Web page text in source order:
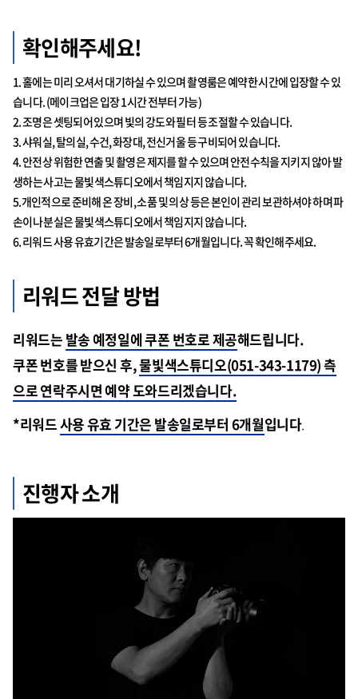
확인해주세요!
1. 홀에는 미리 오셔서 대기하실 수 있으며 촬영룸은 예약한 시간에 입장할 수 있
습니다. (메이크업은 입장 1시간 전부터 가능)
2. 조명은 셋팅되어 있으며 빛의 강도와 필터 등 조절할 수 있습니다.
3. 샤워실, 탈의실, 수건, 화장대, 전신거울 등 구비되어 있습니다.
4. 안전상 위험한 연출 및 촬영은 제지를 할 수 있으며 안전수칙을 지키지 않아 발
생하는 사고는 물빛색스튜디오에서 책임지지 않습니다.
5.개인적으로 준비해 온 장비, 소품 및 의상 등은 본인이 관리 보관하셔야 하며 파
손이나 분실은 물빛색스튜디오에서 책임지지 않습니다.
6. 리워드 사용 유효기간은 발송일로부터 6개월입니다. 꼭 확인해주세요.
리워드 전달 방법
리워드는 발송 예정일에 쿠폰 번호로 제공해드립니다.
쿠폰 번호를 받으신 후,물빛색스튜디오(051-343-1179) 측
으로 연락주시면 예약 도와드리겠습니다.
*리워드사용 유효 기간은 발송일로부터 6개월입니다.
진행자 소개